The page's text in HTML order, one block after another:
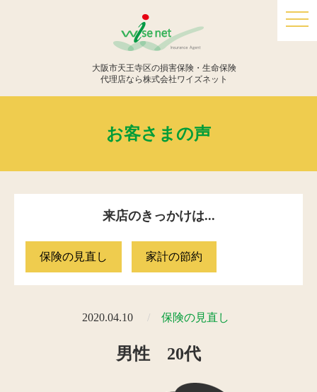
大阪市天王寺区の損害保険・生命保険
代理店なら株式会社ワイズネット
お客さまの声
来店のきっかけは...
保険の見直し 家計の節約
2020.04.10 保険の見直し
男性 20代